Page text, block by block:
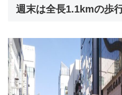
週末は全長1.1kmの歩